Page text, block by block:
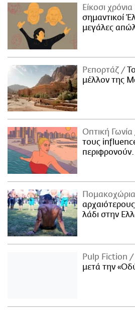
Είκοσι
σημαντικοί
μεγάλες
Ρεπορτάζ
μέλλον της
Οπτική Γωνία
τους
περιφρονούν.
Πομακοχώρια
λάδι στην
Pulp Fiction
μετά την